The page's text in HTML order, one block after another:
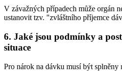
V závažných případech může orgán
ustanovit tzv. "zvláštního příjemce
6. Jaké jsou podmínky a
situace
Pro nárok na dávku musí být